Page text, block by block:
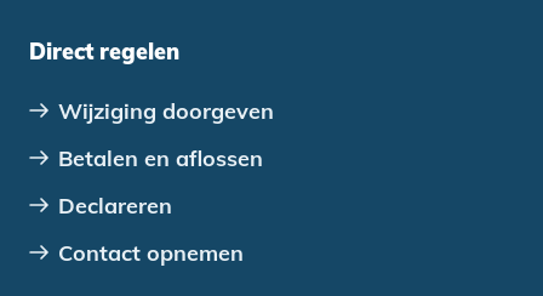
Direct regelen
Wijziging doorgeven
Betalen en aflossen
Declareren
Contact opnemen